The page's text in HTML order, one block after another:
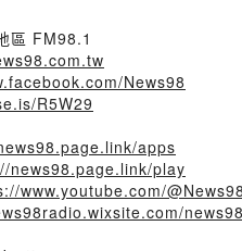
區 FM98.1
News98
R5W29
apps
news98.page.link/play
www.youtube.com/@News98